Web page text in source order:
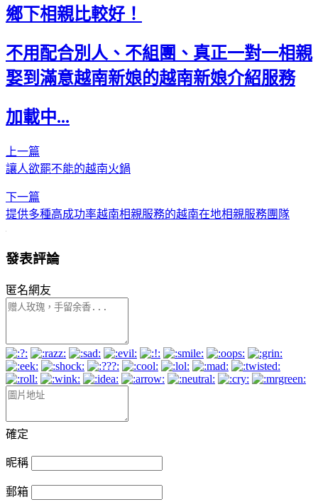
鄉下相親比較好！
不用配合別人、不組團、真正一對一相親
娶到滿意越南新娘的越南新娘介紹服務
加載中...
上一篇
讓人欲罷不能的越南火鍋
下一篇
提供多種高成功率越南相親服務的越南在地相親服務團隊
發表評論
匿名網友
確定
昵稱
郵箱